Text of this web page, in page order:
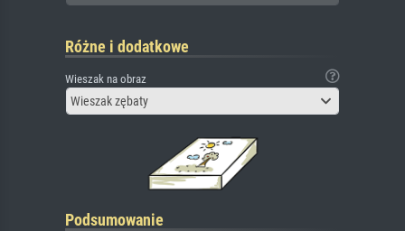
Różne i dodatkowe
Wieszak na obraz
Wieszak zębaty
Podsumowanie